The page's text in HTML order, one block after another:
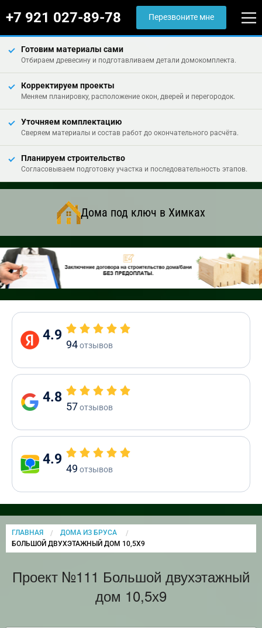
+7 921 027-89-78 Перезвоните мне
Готовим материалы сами
Отбираем древесину и подготавливаем детали домокомплекта.
Корректируем проекты
Меняем планировку, расположение окон, дверей и перегородок.
Уточняем комплектацию
Сверяем материалы и состав работ до окончательного расчёта.
Планируем строительство
Согласовываем подготовку участка и последовательность этапов.
Дома под ключ в Химках
4.9
94отзывов
4.8
57отзывов
4.9
49 отзывов
ГЛАВНАЯ
ДОМА ИЗ БРУСА
CURRENT:
БОЛЬШОЙ ДВУХЭТАЖНЫЙ ДОМ 10,5Х9
Проект №111 Большой двухэтажный
дом 10,5х9